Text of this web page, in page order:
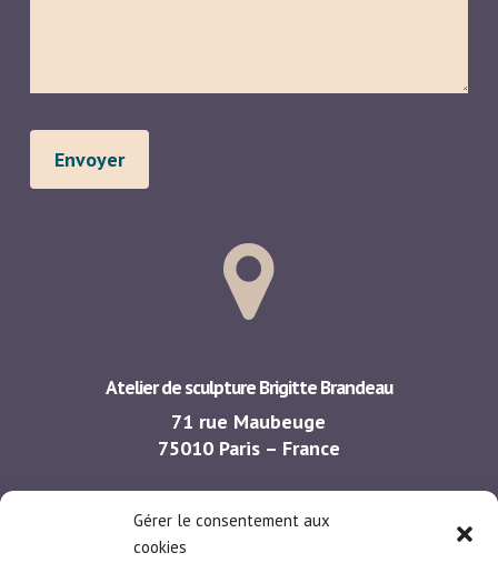
Gérer le consentement aux
cookies
Atelier de sculpture Brigitte Brandeau
71 rue Maubeuge
75010 Paris – France
b.brandeau@gmail.com